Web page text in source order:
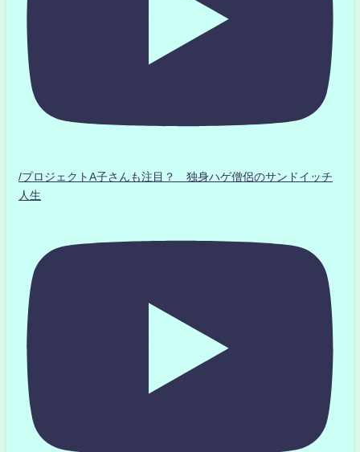
/プロジェクトA子さんも注目？ 独身ハゲ僧侶のサンドイッチ
人生